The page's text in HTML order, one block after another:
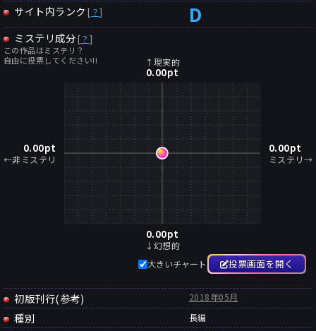
サイト内ランク [ ？] D
ミステリ成分 [？ ]
この作品はミステリ？
自由に投票してください!!
↑現実的
0.00pt
0.00pt
←非ミステリ
0.00pt
ミステリ→
0.00pt
↓幻想的
大きいチャート
投票画面を開く
初版刊行(参考) 2018年05月
種別 長編